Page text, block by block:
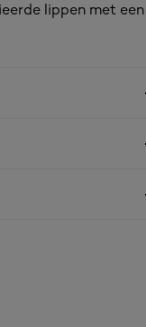
lippen met een